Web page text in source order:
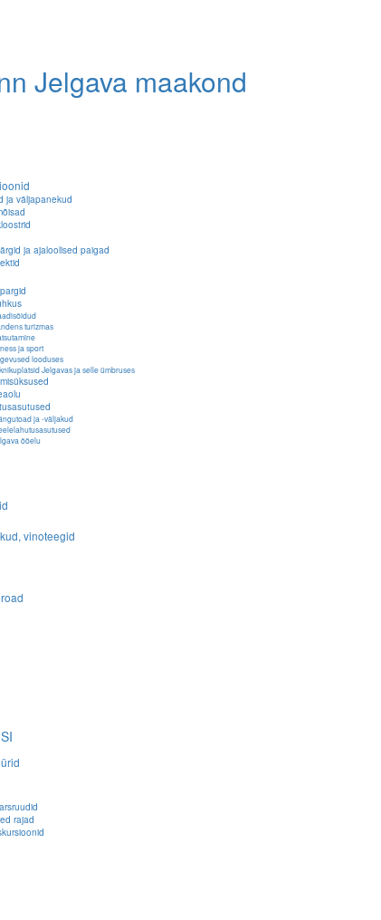
Jelgava maakond
ja väljapanekud
ja ajaloolised paigad
turizmas
ja sport
looduses
Jelgavas ja selle ümbruses
ja -väljakud
ööelu
vinoteegid
rajad